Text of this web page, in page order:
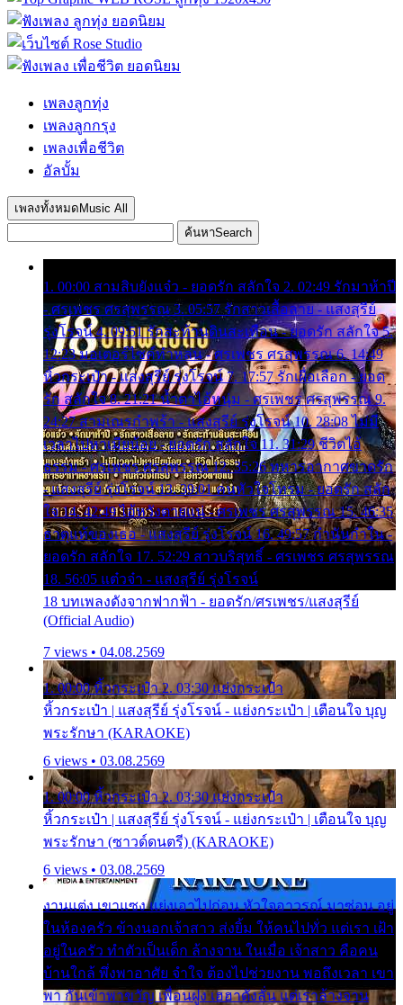
เพลงลูกทุ่ง
เพลงลูกกรุง
เพลงเพื่อชีวิต
อัลบั้ม
เพลงทั้งหมด Music All
ค้นหาSearch
1. 00:00 สามสิบยังแจ๋ว - ยอดรัก สลักใจ 2. 02:49 รักมาห้าปี
- ศรเพชร ศรสุพรรณ 3. 05:57 รักสาวเสื้อลาย - แสงสุรีย์
รุ่งโรจน์ 4. 09:51 รักสะท้านดินสะเทือน - ยอดรัก สลักใจ 5.
12:23 มอเตอร์ไซค์ทำหล่น - ศรเพชร ศรสุพรรณ 6. 14:49
หิ้วกระเป๋า - แสงสุรีย์ รุ่งโรจน์ 7. 17:57 รักเผื่อเลือก - ยอด
รัก สลักใจ 8. 21:21 น้ำตาไอ้หนุ่ม - ศรเพชร ศรสุพรรณ 9.
24:27 สามเณรกำพร้า - แสงสุรีย์ รุ่งโรจน์ 10. 28:08 ไม่มี
เวลาไปหาเมียน้อย - ยอดรัก สลักใจ 11. 31:29 ชีวิตไอ้
ธรรม - ศรเพชร ศรสุพรรณ 12. 35:26 ทหารอากาศขาดรัก
- แสงสุรีย์ รุ่งโรจน์ 13. 39:01 คนหัวใจโทรม - ยอดรัก สลัก
ใจ 14. 42:49 ไอ้หวังตายแน่ - ศรเพชร ศรสุพรรณ 15. 46:35
ธาตุแท้ของเธอ - แสงสุรีย์ รุ่งโรจน์ 16. 49:57 กำนันกำใน -
ยอดรัก สลักใจ 17. 52:29 สาวบริสุทธิ์ - ศรเพชร ศรสุพรรณ
18. 56:05 แต๋วจ๋า - แสงสุรีย์ รุ่งโรจน์
18 บทเพลงดังจากฟากฟ้า - ยอดรัก/ศรเพชร/แสงสุรีย์
(Official Audio)
7 views • 04.08.2569
1. 00:00 หิ้วกระเป๋า 2. 03:30 แย่งกระเป๋า
หิ้วกระเป๋า | แสงสุรีย์ รุ่งโรจน์ - แย่งกระเป๋า | เตือนใจ บุญ
พระรักษา (KARAOKE)
6 views • 03.08.2569
1. 00:00 หิ้วกระเป๋า 2. 03:30 แย่งกระเป๋า
หิ้วกระเป๋า | แสงสุรีย์ รุ่งโรจน์ - แย่งกระเป๋า | เตือนใจ บุญ
พระรักษา (ซาวด์ดนตรี) (KARAOKE)
6 views • 03.08.2569
งานแต่ง เขาแซง แย่งเอาไปก่อน หัวใจอาวรณ์ มาซ่อน อยู่
ในห้องครัว ข้างนอกเจ้าสาว ส่งยิ้ม ให้คนไปทั่ว แต่เรา เฝ้า
อยู่ในครัว ทำตัวเป็นเด็ก ล้างจาน ในเมื่อ เจ้าสาว คือคน
บ้านใกล้ พึ่งพาอาศัย จำใจ ต้องไปช่วยงาน พอถึงเวลา เขา
พา กันเข้าพาขวัญ เพื่อนฝูง เฮฮาดังลั่น แต่เราล้างจาน